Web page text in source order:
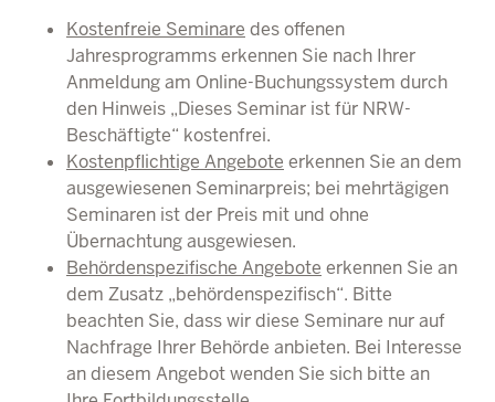
Kostenfreie Seminare des offenen
Jahresprogramms erkennen Sie nach Ihrer
Anmeldung am Online-Buchungssystem durch
den Hinweis „Dieses Seminar ist für NRW-
Beschäftigte“ kostenfrei.
Kostenpflichtige Angebote erkennen Sie an dem
ausgewiesenen Seminarpreis; bei mehrtägigen
Seminaren ist der Preis mit und ohne
Übernachtung ausgewiesen.
Behördenspezifische Angebote erkennen Sie an
dem Zusatz „behördenspezifisch“. Bitte
beachten Sie, dass wir diese Seminare nur auf
Nachfrage Ihrer Behörde anbieten. Bei Interesse
an diesem Angebot wenden Sie sich bitte an